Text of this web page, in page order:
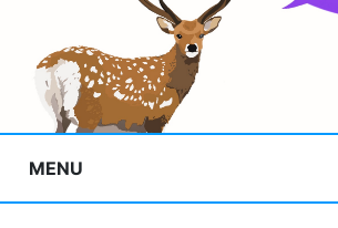
MENU